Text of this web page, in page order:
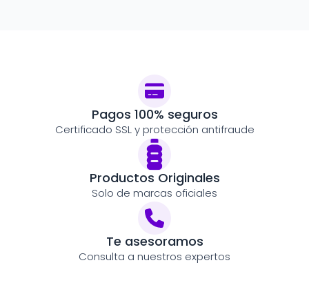
Pagos 100% seguros
Certificado SSL y protección antifraude
Productos Originales
Solo de marcas oficiales
Te asesoramos
Consulta a nuestros expertos